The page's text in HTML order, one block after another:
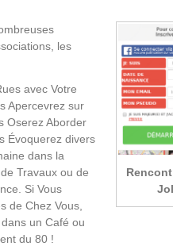
les
avec Votre
Apercevrez sur
Oserez Aborder
Évoquerez divers
dans la
Travaux ou de
Si Vous
de Chez Vous,
un Café ou
du 80 !